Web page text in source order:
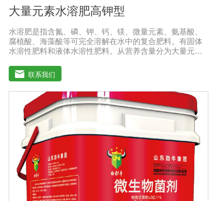
大量元素水溶肥高钾型
水溶肥是指含氮、磷、钾、钙、镁、微量元素、氨基酸、
腐植酸、海藻酸等可完全溶解在水中的复合肥料。有固体
水溶性肥料和液体水溶性肥料。从营养含量分为大量元素
含氨基酸水溶性肥料、含腐植酸水溶性肥料、有机水溶性
肥料等。水溶肥与传统的过磷酸钙肥等品种相比，水溶性
肥料具有明显的优势。它是一种水溶性好、无残渣的速效
肥料，能完全溶于水，能直接被作物的根和叶吸收利用。
水溶肥作为一种快速肥料，其营养元素相对全面，根据不
同作物的肥料特点，相应的肥料配方不同，市场销售蔬
菜、果树、花卉、食品、棉花、油等作物专用水溶性肥
料。使用技巧：1．避免直接冲施，要采取二次稀释法。由
于水溶性肥料有别于一般的复合肥料，所以农民就不能够
按常规施肥方法，造成施肥不均匀，出现烧苗伤根，苗小
苗弱等现象，二次稀释保证冲肥均匀，提高肥料利用率。
2．严格控制施肥量。水溶肥比一般复合肥养分含量高，用
量相对较少。由于其速效性强，难以在土壤中长期存留，
所以要严格控制施肥量，避免肥料流失即降低施肥的经济
联系我们